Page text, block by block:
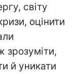
світу
оцінити
зрозуміти,
й уникати